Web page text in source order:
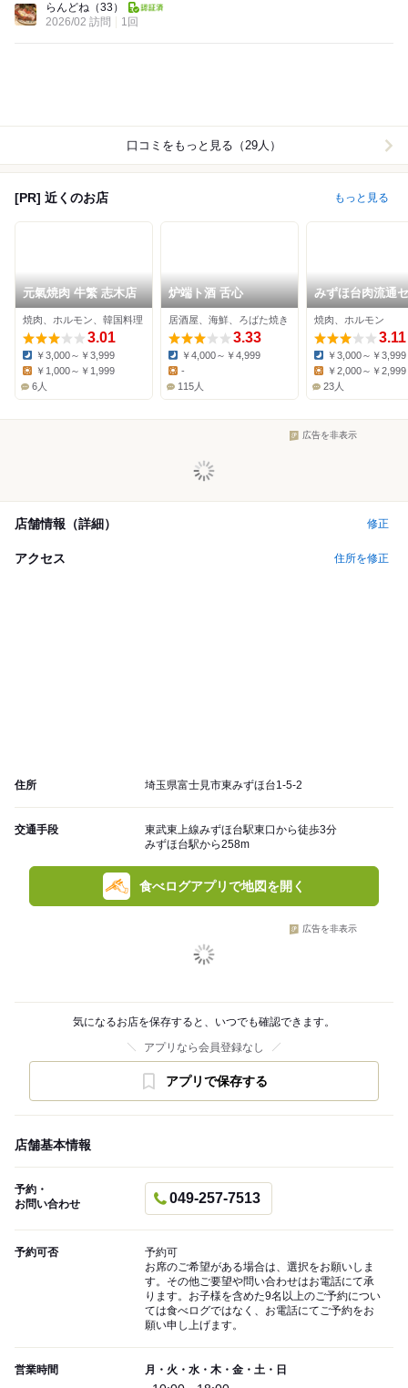
らんどね （33）
2026/02 訪問
1回
口コミをもっと見る（29人）
[PR] 近くのお店 もっと見る
元氣焼肉 牛繁 志木店
焼肉、ホルモン、韓国料理
3.01
Dinner:
￥3,000～￥3,999
Lunch:
￥1,000～￥1,999
6人
炉端ト酒 舌心
居酒屋、海鮮、ろばた焼き
3.33
Dinner:
￥4,000～￥4,999
-
115人
みずほ台肉流通
ー
焼肉、ホルモン
3.11
Dinner:
￥3,000～￥3,999
Lunch:
￥2,000～￥2,999
23人
広告を非表示
店舗情報（詳細） 修正
アクセス 住所を修正
住所 埼玉県富士見市東みずほ台1-5-2
交通手段
東武東上線みずほ台駅東口から徒歩3分
みずほ台駅から258m
食べログアプリで地図を開く
広告を非表示
気になるお店を保存すると、いつでも確認できます。
アプリなら会員登録なし
アプリで保存する
店舗基本情報
予約・
お問い合わせ
049-257-7513
予約可否
予約可
お席のご希望がある場合は、選択をお願いしま
す。その他ご要望や問い合わせはお電話にて承
ります。お子様を含めた9名以上のご予約につい
ては食べログではなく、お電話にてご予約をお
願い申し上げます。
営業時間 月・火・水・木・金・土・日